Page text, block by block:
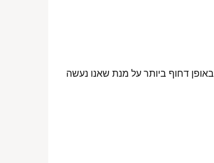
דחוף ביותר על מנת שאנו נעשה